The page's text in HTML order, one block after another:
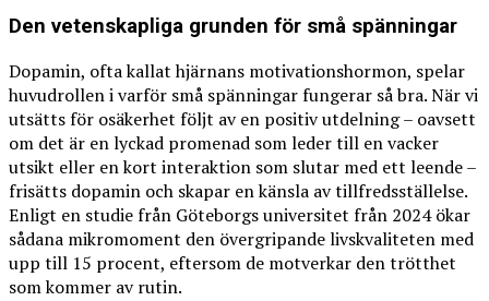
Den vetenskapliga grunden för små spänningar
Dopamin, ofta kallat hjärnans motivationshormon, spelar
huvudrollen i varför små spänningar fungerar så bra. När vi
utsätts för osäkerhet följt av en positiv utdelning – oavsett
om det är en lyckad promenad som leder till en vacker
utsikt eller en kort interaktion som slutar med ett leende –
frisätts dopamin och skapar en känsla av tillfredsställelse.
Enligt en studie från Göteborgs universitet från 2024 ökar
sådana mikromoment den övergripande livskvaliteten med
upp till 15 procent, eftersom de motverkar den trötthet
som kommer av rutin.